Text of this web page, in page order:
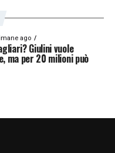
ago
Giulini vuole
ma per 20 milioni può